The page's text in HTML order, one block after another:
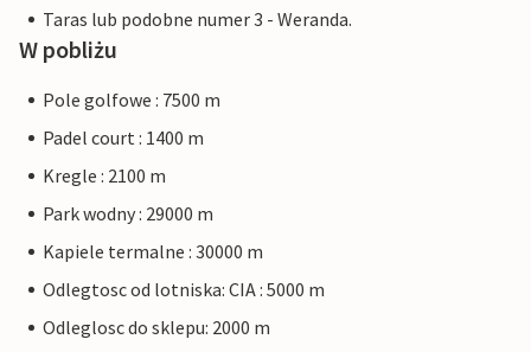
Taras lub podobne numer 3 - Weranda.
W pobliżu
Pole golfowe : 7500 m
Padel court : 1400 m
Kregle : 2100 m
Park wodny : 29000 m
Kapiele termalne : 30000 m
Odlegtosc od lotniska: CIA : 5000 m
Odleglosc do sklepu: 2000 m